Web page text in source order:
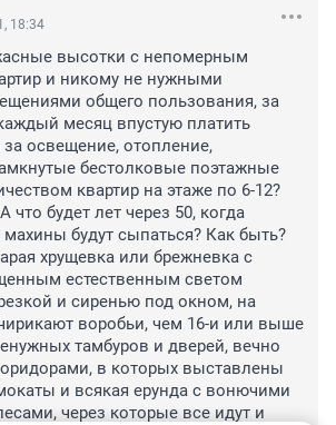
18:34
высотки с непомерным
и никому не нужными
общего пользования, за
месяц впустую платить
освещение, отопление,
бестолковые поэтажные
квартир на этаже по 6-12?
что будет лет через 50, когда
будут сыпаться? Как быть?
хрущевка или брежневка с
естественным светом
и сиренью под окном, на
воробьи, чем 16-и или выше
тамбуров и дверей, вечно
в которых выставлены
и всякая ерунда с вонючими
через которые все идут и